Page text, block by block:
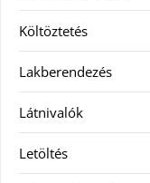
Költöztetés
Lakberendezés
Látnivalók
Letöltés